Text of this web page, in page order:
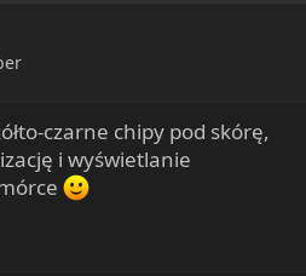
czarne chipy pod skórę,
i wyświetlanie